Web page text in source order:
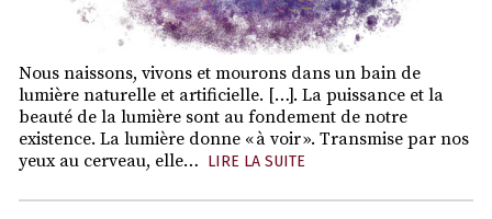
Nous naissons, vivons et mourons dans un bain de
lumière naturelle et artificielle. […]. La puissance et la
beauté de la lumière sont au fondement de notre
existence. La lumière donne « à voir ». Transmise par nos
yeux au cerveau, elle… LIRE LA SUITE